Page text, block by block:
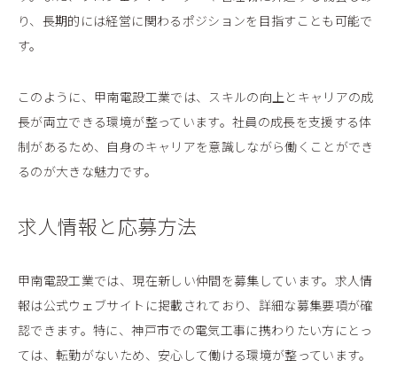
り、長期的には経営に関わるポジションを目指すことも可能で
す。
このように、甲南電設工業では、スキルの向上とキャリアの成
長が両立できる環境が整っています。社員の成長を支援する体
制があるため、自身のキャリアを意識しながら働くことができ
るのが大きな魅力です。
求人情報と応募方法
甲南電設工業では、現在新しい仲間を募集しています。求人情
報は公式ウェブサイトに掲載されており、詳細な募集要項が確
認できます。特に、神戸市での電気工事に携わりたい方にとっ
ては、転勤がないため、安心して働ける環境が整っています。